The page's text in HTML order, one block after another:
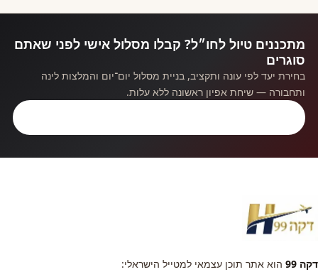
מתכננים טיול לחו״ל? קבלו מסלול אישי לפני שאתם
סוגרים
בחירת יעד לפי עונה ותקציב, בניית מסלול יום־יום והמלצות לינה
ותחבורה — שיחת אפיון ראשונה ללא עלות.
דקה 99
הוא אתר תוכן עצמאי למטייל הישראלי: